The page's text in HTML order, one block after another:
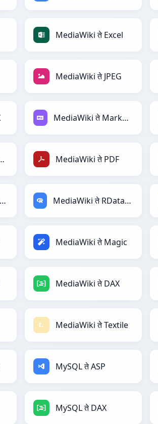
MediaWiki ते Excel
MediaWiki ते JPEG
MediaWiki ते Markdown
MediaWiki ते PDF
MediaWiki ते Protobuf MediaWiki ते RDataFrame
MediaWiki ते Magic
MediaWiki ते DAX
MediaWiki ते Textile
MySQL ते ASP
MySQL ते DAX